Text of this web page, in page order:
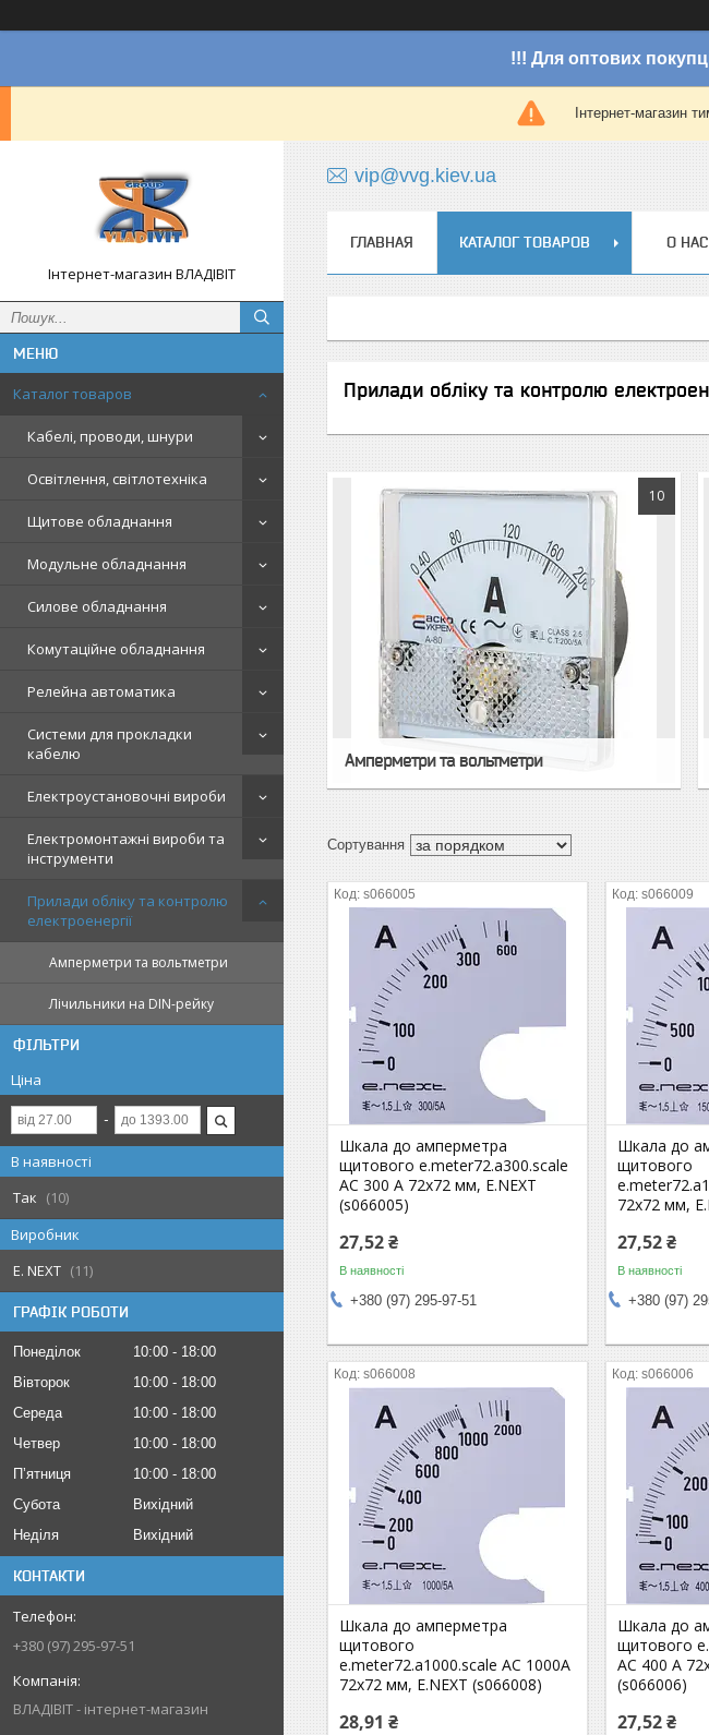
!!! Для оптових
Інтернет-магазин
Інтернет-магазин ВЛАДІВІТ
Каталог товаров
Кабелі, проводи, шнури
Освітлення, світлотехніка
Щитове обладнання
Модульне обладнання
Силове обладнання
Комутаційне обладнання
Релейна автоматика
Системи для прокладки
кабелю
Електроустановочні вироби
Електромонтажні вироби та
інструменти
Прилади обліку та контролю
електроенергії
Амперметри та вольтметри
Лічильники на DIN-рейку
ФІЛЬТРИ
Ціна
В наявності
Так
10
Виробник
E. NEXT
11
ГРАФІК РОБОТИ
Понеділок 10:00
18:00
Вівторок
10:00
18:00
Середа
10:00
18:00
Четвер
10:00
18:00
Пʼятниця
10:00
18:00
Субота
Вихідний
Неділя
Вихідний
КОНТАКТИ
+380 (97) 295-97-51
ВЛАДІВІТ - інтернет-магазин
vip@vvg.kiev.ua
ГЛАВНАЯ КАТАЛОГ ТОВАРОВ О НАС
Прилади обліку та контролю
10
Амперметри та вольтметри
s066005
Шкала до амперметра
щитового e.meter72.a300.scale
АС 300 А 72х72 мм, E.NEXT
(s066005)
27,52 ₴
В наявності
+380 (97) 295-97-51
s066009
Шкала до
щитового
72х72 мм,
27,52 ₴
В наявності
+380 (97)
s066008
Шкала до амперметра
щитового
e.meter72.a1000.scale АС 1000А
72х72 мм, E.NEXT (s066008)
28,91 ₴
s066006
Шкала до
щитового
АС 400 А
(s066006)
27,52 ₴